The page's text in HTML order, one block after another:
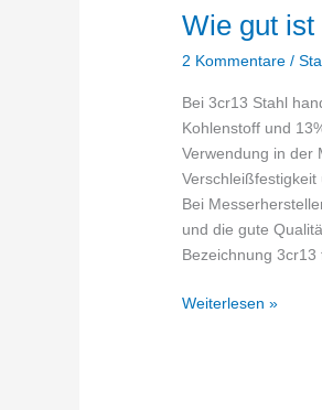
Wie gut
2 Kommentare /
Bei 3cr13 Stahl
Kohlenstoff und
Verwendung in der
Verschleißfestigkeit
Bei
und die gute
Bezeichnung
Wie
Weiterlesen »